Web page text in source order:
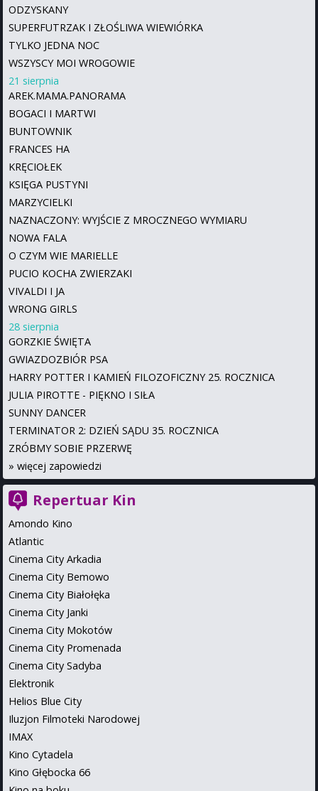
ODZYSKANY
SUPERFUTRZAK I ZŁOŚLIWA WIEWIÓRKA
TYLKO JEDNA NOC
WSZYSCY MOI WROGOWIE
21 sierpnia
AREK.MAMA.PANORAMA
BOGACI I MARTWI
BUNTOWNIK
FRANCES HA
KRĘCIOŁEK
KSIĘGA PUSTYNI
MARZYCIELKI
NAZNACZONY: WYJŚCIE Z MROCZNEGO WYMIARU
NOWA FALA
O CZYM WIE MARIELLE
PUCIO KOCHA ZWIERZAKI
VIVALDI I JA
WRONG GIRLS
28 sierpnia
GORZKIE ŚWIĘTA
GWIAZDOZBIÓR PSA
HARRY POTTER I KAMIEŃ FILOZOFICZNY 25. ROCZNICA
JULIA PIROTTE - PIĘKNO I SIŁA
SUNNY DANCER
TERMINATOR 2: DZIEŃ SĄDU 35. ROCZNICA
ZRÓBMY SOBIE PRZERWĘ
» więcej zapowiedzi
Repertuar Kin
Amondo Kino
Atlantic
Cinema City Arkadia
Cinema City Bemowo
Cinema City Białołęka
Cinema City Janki
Cinema City Mokotów
Cinema City Promenada
Cinema City Sadyba
Elektronik
Helios Blue City
Iluzjon Filmoteki Narodowej
IMAX
Kino Cytadela
Kino Głębocka 66